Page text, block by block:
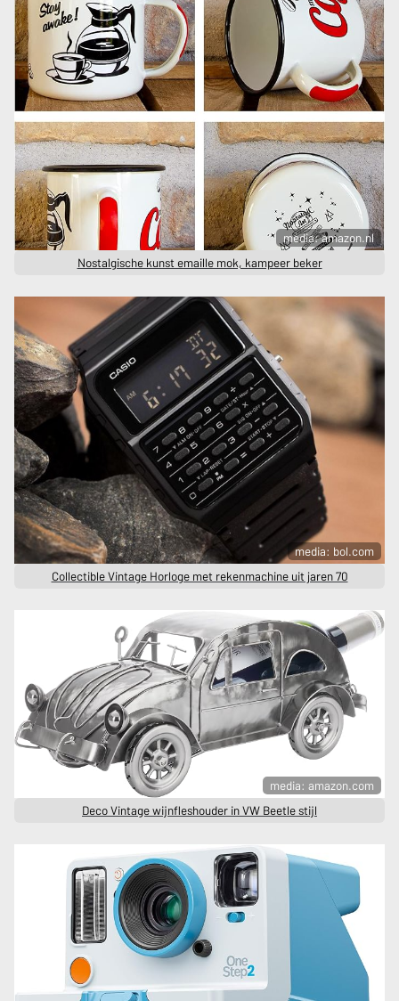
media: amazon.nl
Nostalgische kunst emaille mok, kampeer beker
media: bol.com
Collectible Vintage Horloge met rekenmachine uit jaren 70
media: amazon.com
Deco Vintage wijnfleshouder in VW Beetle stijl